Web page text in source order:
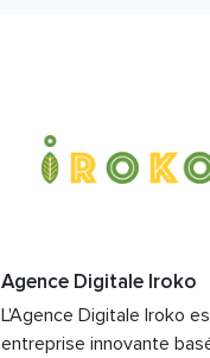
Agence Digitale Iroko
L'Agence Digitale Iroko
entreprise innovante